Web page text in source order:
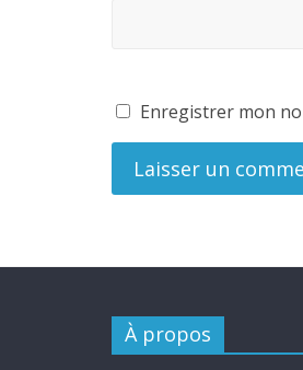
Enregistrer mon
À propos